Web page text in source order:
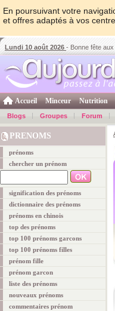
En poursuivant votre
et offres adaptés à vos
Lundi 10 août 2026 - Bonne fête aux
Accueil Minceur Nutrition
Blogs Groupes Forum
PRENOMS
prénoms
chercher un prénom
signification des prénoms
dictionnaire des prénoms
prénoms en chinois
top des prénoms
top 100 prénoms garcons
top 100 prénoms filles
prénom fille
prénom garcon
liste des prénoms
nouveaux prénoms
commentaires prénom